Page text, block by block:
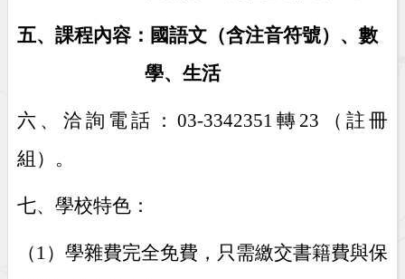
五、課程內容：國語文（含注音符號）、數
學、生活
六、洽詢電話： 03-3342351 轉 23 （註冊
組）。
七、學校特色：
（ 1）學雜費完全免費，只需繳交書籍費與保